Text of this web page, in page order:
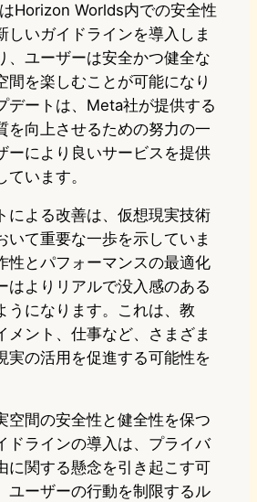
Horizon Worlds内での安全性
しいガイドラインを導入しま
、ユーザーは安全かつ健全な
間を楽しむことが可能になり
デートは、Meta社が提供する
を向上させるための努力の一
ーにより良いサービスを提供
います。
による改善は、仮想現実技術
いて重要な一歩を示していま
性とパフォーマンスの最適化
はよりリアルで没入感のある
うになります。これは、教
メント、仕事など、さまざま
実の活用を促進する可能性を
空間の安全性と健全性を保つ
ドラインの導入は、プライバ
に関する懸念を引き起こす可
ユーザーの行動を制限するル